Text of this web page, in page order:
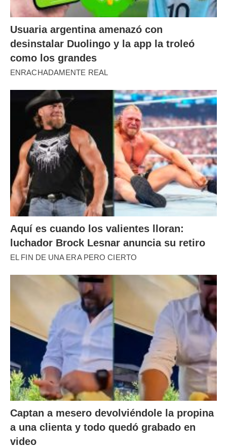
Usuaria argentina amenazó con
desinstalar Duolingo y la app la troleó
como los grandes
ENRACHADAMENTE REAL
Aquí es cuando los valientes lloran:
luchador Brock Lesnar anuncia su retiro
EL FIN DE UNA ERA PERO CIERTO
Captan a mesero devolviéndole la propina
a una clienta y todo quedó grabado en
video